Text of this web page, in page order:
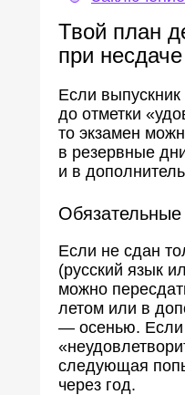
Твой план
при
Если
до отметки
то экзамен
в резервные
и в
Если не сдан
(русский язык
можно
летом или в
— осенью. Если
следующая
через год.